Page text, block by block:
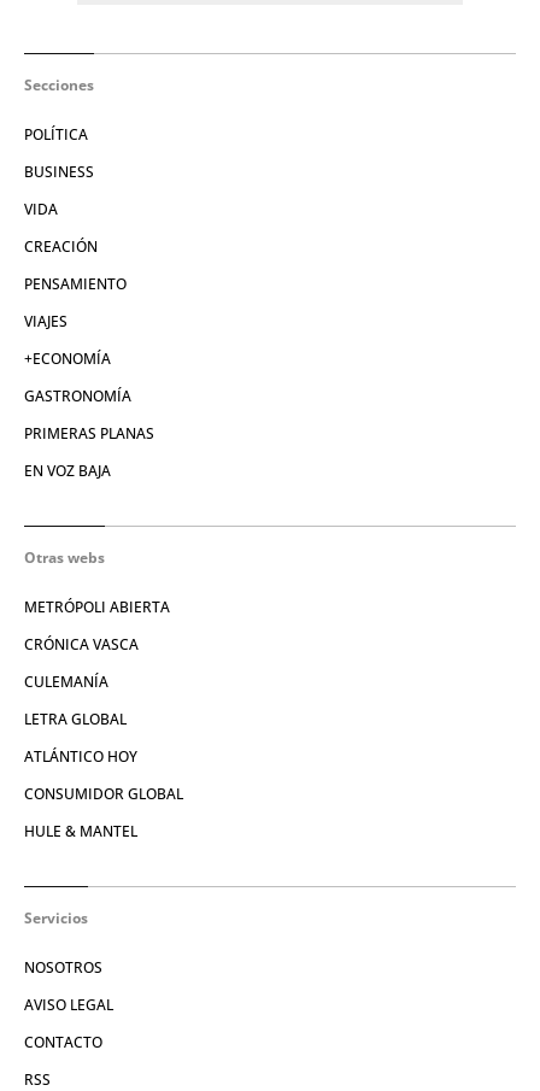
Secciones
POLÍTICA
BUSINESS
VIDA
CREACIÓN
PENSAMIENTO
VIAJES
+ECONOMÍA
GASTRONOMÍA
PRIMERAS PLANAS
EN VOZ BAJA
Otras webs
METRÓPOLI ABIERTA
CRÓNICA VASCA
CULEMANÍA
LETRA GLOBAL
ATLÁNTICO HOY
CONSUMIDOR GLOBAL
HULE & MANTEL
Servicios
NOSOTROS
AVISO LEGAL
CONTACTO
RSS